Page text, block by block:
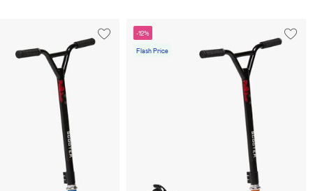
-12%
Flash Price